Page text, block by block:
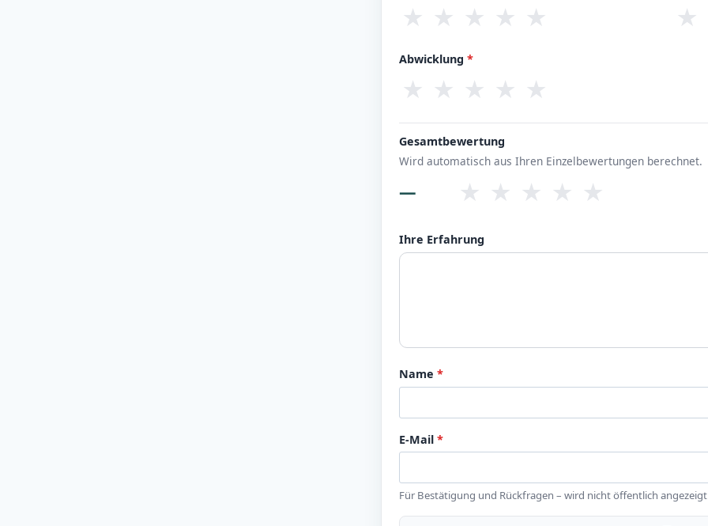
★ ★ ★ ★ ★ ★
Abwicklung *
★ ★ ★ ★ ★
Gesamtbewertung
Wird automatisch aus Ihren Einzelbewertungen berechnet.
— ★ ★ ★ ★ ★
Ihre Erfahrung
Name *
E-Mail *
Für Bestätigung und Rückfragen – wird nicht öffentlich